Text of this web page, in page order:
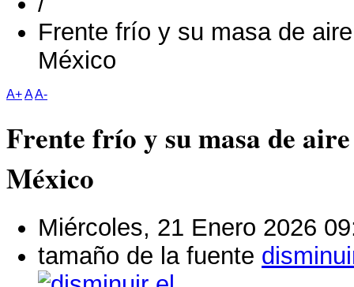
Frente frío y su masa de
México
A+AA-
Frente frío y su masa de
México
Miércoles, 21 Enero 2026
tamaño de la fuente